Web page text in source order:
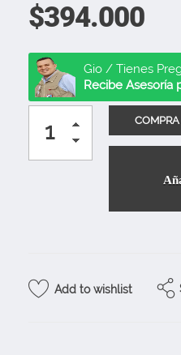
$394.000
Gio / Tienes
Recibe Asesoría
Add to wishlist